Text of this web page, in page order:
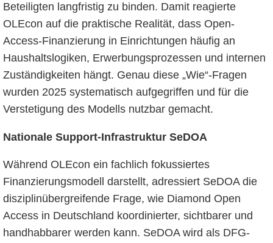
Beteiligten langfristig zu binden. Damit reagierte
OLEcon auf die praktische Realität, dass Open-
Access-Finanzierung in Einrichtungen häufig an
Haushaltslogiken, Erwerbungsprozessen und internen
Zuständigkeiten hängt. Genau diese „Wie“-Fragen
wurden 2025 systematisch aufgegriffen und für die
Verstetigung des Modells nutzbar gemacht.
Nationale Support-Infrastruktur SeDOA
Während OLEcon ein fachlich fokussiertes
Finanzierungsmodell darstellt, adressiert SeDOA die
disziplinübergreifende Frage, wie Diamond Open
Access in Deutschland koordinierter, sichtbarer und
handhabbarer werden kann. SeDOA wird als DFG-